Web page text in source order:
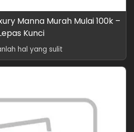
Manna Murah Mulai 100k –
Kunci
hal yang sulit